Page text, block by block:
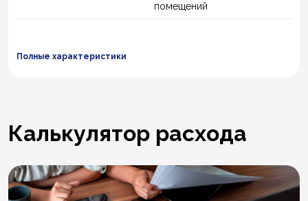
помещений
Полные характеристики
Калькулятор расхода